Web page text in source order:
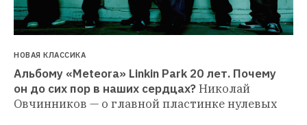
НОВАЯ КЛАССИКА
Альбому «Meteora» Linkin Park 20 лет. Почему
он до сих пор в наших сердцах?Николай
Овчинников — о главной пластинке нулевых